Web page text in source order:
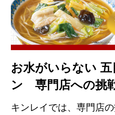
お水がいらない
ン 専門店への挑
キンレイでは、専門店